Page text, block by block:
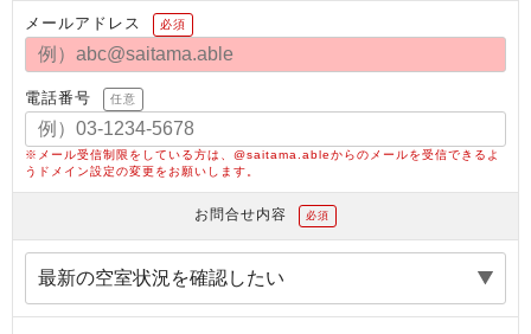
メールアドレス 必須
電話番号 任意
※メール受信制限をしている方は、@saitama.ableからのメールを受信できるよ
うドメイン設定の変更をお願いします。
お問合せ内容 必須